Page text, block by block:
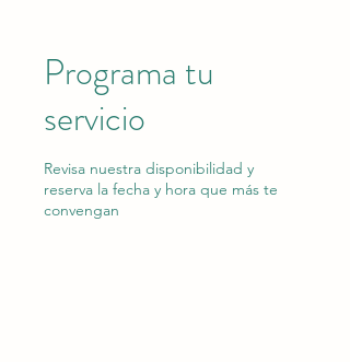
Programa tu
servicio
Revisa nuestra disponibilidad y
reserva la fecha y hora que más te
convengan